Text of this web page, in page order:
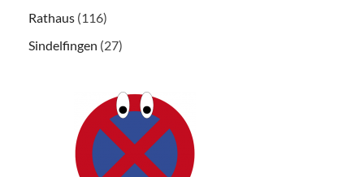
Rathaus (116)
Sindelfingen (27)